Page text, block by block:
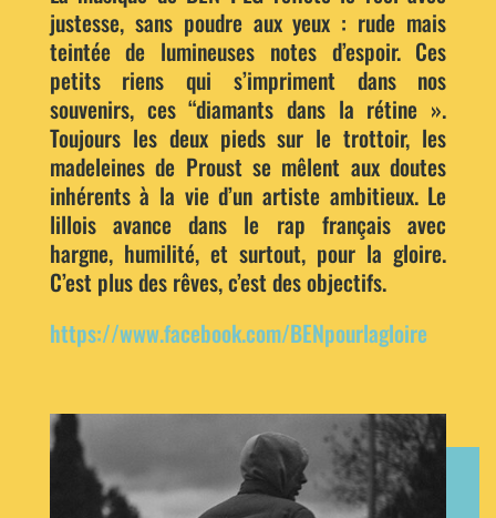
justesse, sans poudre aux yeux : rude mais
teintée de lumineuses notes d’espoir. Ces
petits riens qui s’impriment dans nos
souvenirs, ces “diamants dans la rétine ».
Toujours les deux pieds sur le trottoir, les
madeleines de Proust se mêlent aux doutes
inhérents à la vie d’un artiste ambitieux. Le
lillois avance dans le rap français avec
hargne, humilité, et surtout, pour la gloire.
C’est plus des rêves, c’est des objectifs.
https://www.facebook.com/BENpourlagloire